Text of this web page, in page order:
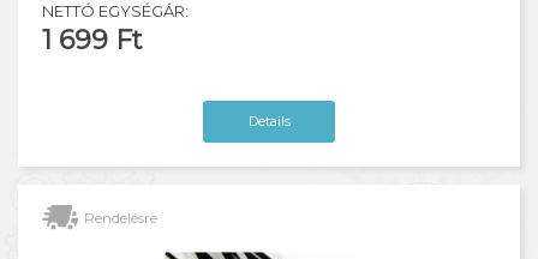
NETTÓ EGYSÉGÁR:
1 699 Ft
Details
Rendelésre